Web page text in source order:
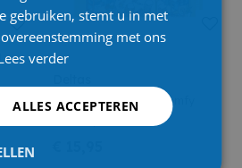
&
Cozy Stickers Mijn Comfy
gebruiken, stemt u in met
met ons
verder
ALLES ACCEPTEREN